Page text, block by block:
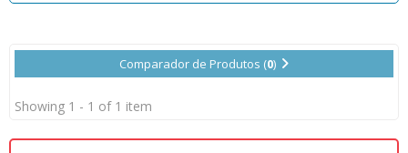
Comparador de Produtos (0)
Showing 1 - 1 of 1 item